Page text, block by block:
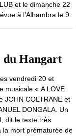
et le dimanche 22
à l’Alhambra le 9.
Hangart
vendredi 20 et
musicale « A LOVE
JOHN COLTRANE et
DONGALA. Un
dit le texte très
la mort prématurée de